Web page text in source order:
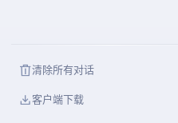
清除所有对话
客户端下载